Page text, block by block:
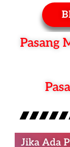
Pasang
Jika Ada